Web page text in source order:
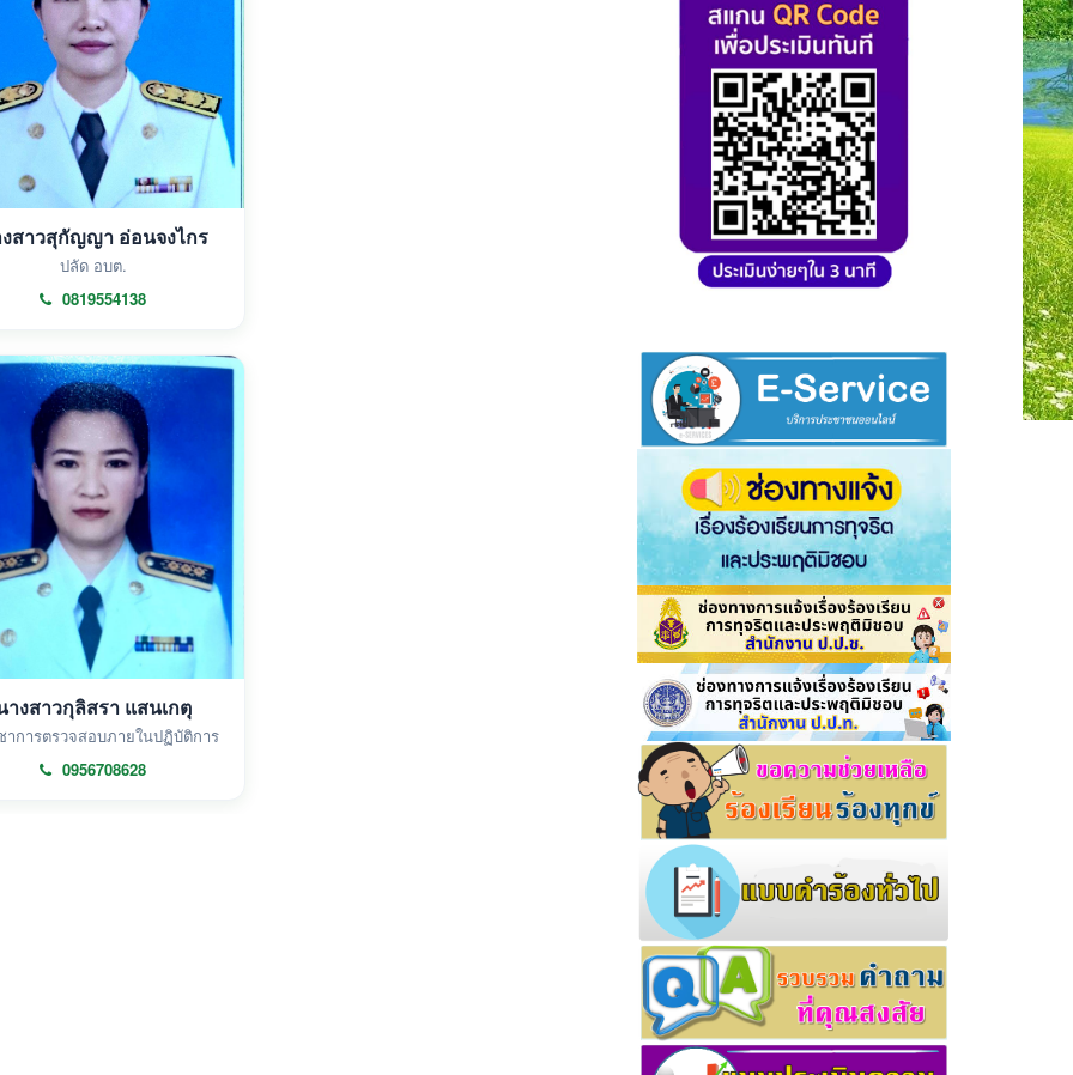
สาวสุกัญญา อ่อนจงไกร
ปลัด อบต.
0819554138
างสาวกุลิสรา แสนเกตุ
าการตรวจสอบภายในปฏิบัติการ
0956708628